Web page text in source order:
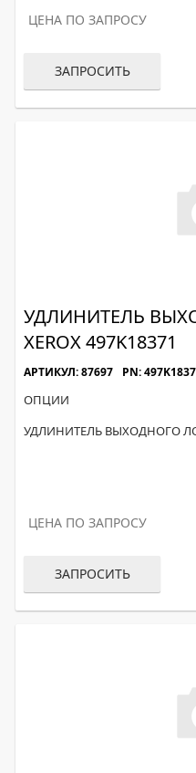
ЦЕНА ПО ЗАПРОСУ
ЗАПРОСИТЬ
УДЛИНИТЕЛЬ
XEROX 497K18371
АРТИКУЛ: 87697 PN:
ОПЦИИ
УДЛИНИТЕЛЬ ВЫХОДНОГО
ЦЕНА ПО ЗАПРОСУ
ЗАПРОСИТЬ